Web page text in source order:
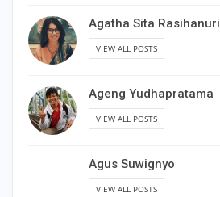
Agatha Sita Rasihanuri
VIEW ALL POSTS
Ageng Yudhapratama
VIEW ALL POSTS
Agus Suwignyo
VIEW ALL POSTS